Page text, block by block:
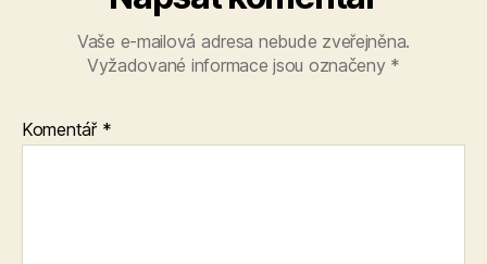
Vaše e-mailová adresa nebude zveřejněna.
Vyžadované informace jsou označeny *
Komentář *